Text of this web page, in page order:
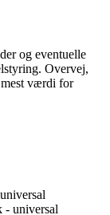
og eventuelle
Overvej,
værdi for